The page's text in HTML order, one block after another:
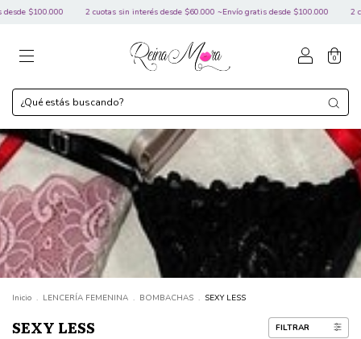
sin interés desde $60.000 ~Envío gratis desde $100.000 2 cuotas sin interés desde
0
Inicio . LENCERÍA FEMENINA . BOMBACHAS . SEXY LESS
SEXY LESS FILTRAR